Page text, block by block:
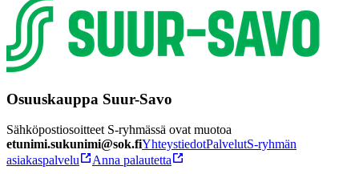
Osuuskauppa Suur-Savo
Sähköpostiosoitteet S-ryhmässä ovat muotoa
etunimi.sukunimi@sok.fiYhteystiedotPalvelutS-ryhmän
asiakaspalvelu
Anna palautetta